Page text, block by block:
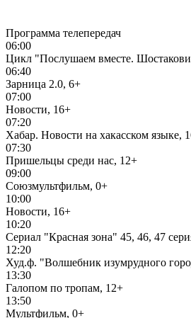
Программа телепередач
06:00
Цикл "Послушаем вместе.
06:40
Зарница 2.0, 6+
07:00
Новости, 16+
07:20
Хабар. Новости на хакасском языке,
07:30
Пришельцы среди нас, 12+
09:00
Союзмультфильм, 0+
10:00
Новости, 16+
10:20
Сериал "Красная зона" 45, 46, 47
12:20
Худ.ф. "Волшебник изумрудного
13:30
Галопом по тропам, 12+
13:50
Мультфильм, 0+